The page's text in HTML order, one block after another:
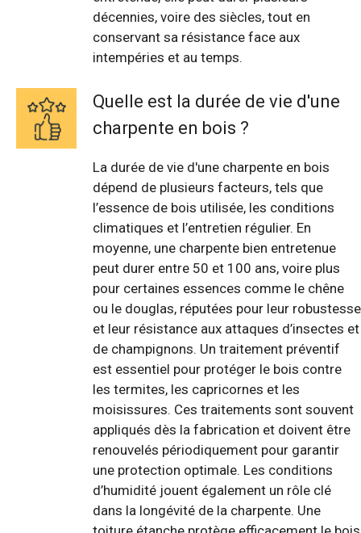
décennies, voire des siècles, tout en
conservant sa résistance face aux
intempéries et au temps.
Quelle est la durée de vie d'une
charpente en bois ?
La durée de vie d'une charpente en bois
dépend de plusieurs facteurs, tels que
l’essence de bois utilisée, les conditions
climatiques et l’entretien régulier. En
moyenne, une charpente bien entretenue
peut durer entre 50 et 100 ans, voire plus
pour certaines essences comme le chêne
ou le douglas, réputées pour leur robustesse
et leur résistance aux attaques d’insectes et
de champignons. Un traitement préventif
est essentiel pour protéger le bois contre
les termites, les capricornes et les
moisissures. Ces traitements sont souvent
appliqués dès la fabrication et doivent être
renouvelés périodiquement pour garantir
une protection optimale. Les conditions
d’humidité jouent également un rôle clé
dans la longévité de la charpente. Une